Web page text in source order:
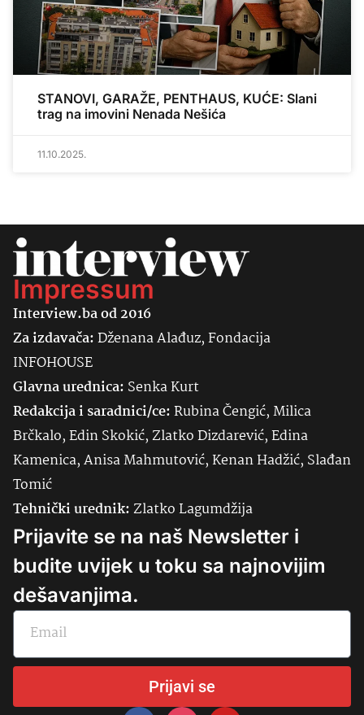
STANOVI, GARAŽE, PENTHAUS, KUĆE: Slani
trag na imovini Nenada Nešića
11.10.2025.
Impressum
Interview.ba od 2016
Za izdavača:Dženana Alađuz, Fondacija
INFOHOUSE
Glavna urednica: SenkaKurt
Redakcija i saradnici/ce:Rubina Čengić, Milica
Brčkalo, Edin Skokić, Zlatko Dizdarević, Edina
Kamenica, Anisa Mahmutović, Kenan Hadžić, Slađan
Tomić
Tehnički urednik:Zlatko Lagumdžija
Prijavite se na naš Newsletter i
budite uvijek u toku sa najnovijim
dešavanjima.
Prijavi se